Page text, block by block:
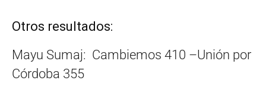
Otros resultados:
Mayu Sumaj: Cambiemos 410 –Unión por
Córdoba 355